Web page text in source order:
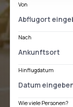
Von
Nach
Hinflugdatum
Wie viele Personen?